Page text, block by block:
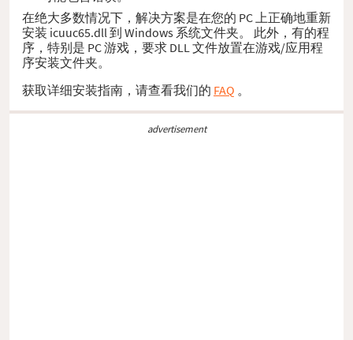
在绝大多数情况下，解决方案是在您的 PC 上正确地重新
安装 icuuc65.dll 到 Windows 系统文件夹。 此外，有的程
序，特别是 PC 游戏，要求 DLL 文件放置在游戏/应用程
序安装文件夹。
获取详细安装指南，请查看我们的 FAQ 。
advertisement